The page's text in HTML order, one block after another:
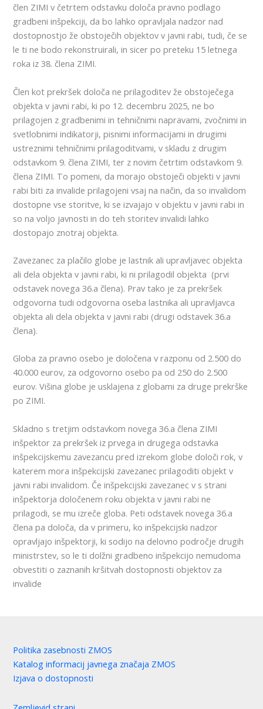
člen ZIMI v četrtem odstavku določa pravno podlago
gradbeni inšpekciji, da bo lahko opravljala nadzor nad
dostopnostjo že obstoječih objektov v javni rabi, tudi, če se
le ti ne bodo rekonstruirali, in sicer po preteku 15 letnega
roka iz 38. člena ZIMI.
Člen kot prekršek določa ne prilagoditev že obstoječega
objekta v javni rabi, ki po 12. decembru 2025, ne bo
prilagojen z gradbenimi in tehničnimi napravami, zvočnimi in
svetlobnimi indikatorji, pisnimi informacijami in drugimi
ustreznimi tehničnimi prilagoditvami, v skladu z drugim
odstavkom 9. člena ZIMI, ter z novim četrtim odstavkom 9.
člena ZIMI. To pomeni, da morajo obstoječi objekti v javni
rabi biti za invalide prilagojeni vsaj na način, da so invalidom
dostopne vse storitve, ki se izvajajo v objektu v javni rabi in
so na voljo javnosti in do teh storitev invalidi lahko
dostopajo znotraj objekta.
Zavezanec za plačilo globe je lastnik ali upravljavec objekta
ali dela objekta v javni rabi, ki ni prilagodil objekta (prvi
odstavek novega 36.a člena). Prav tako je za prekršek
odgovorna tudi odgovorna oseba lastnika ali upravljavca
objekta ali dela objekta v javni rabi (drugi odstavek 36.a
člena).
Globa za pravno osebo je določena v razponu od 2.500 do
40.000 eurov, za odgovorno osebo pa od 250 do 2.500
eurov. Višina globe je usklajena z globami za druge prekrške
po ZIMI.
Skladno s tretjim odstavkom novega 36.a člena ZIMI
inšpektor za prekršek iz prvega in drugega odstavka
inšpekcijskemu zavezancu pred izrekom globe določi rok, v
katerem mora inšpekcijski zavezanec prilagoditi objekt v
javni rabi invalidom. Če inšpekcijski zavezanec v s strani
inšpektorja določenem roku objekta v javni rabi ne
prilagodi, se mu izreče globa. Peti odstavek novega 36.a
člena pa določa, da v primeru, ko inšpekcijski nadzor
opravljajo inšpektorji, ki sodijo na delovno področje drugih
ministrstev, so le ti dolžni gradbeno inšpekcijo nemudoma
obvestiti o zaznanih kršitvah dostopnosti objektov za
invalide
Politika zasebnosti ZMOS
Katalog informacij javnega značaja ZMOS
Izjava o dostopnosti